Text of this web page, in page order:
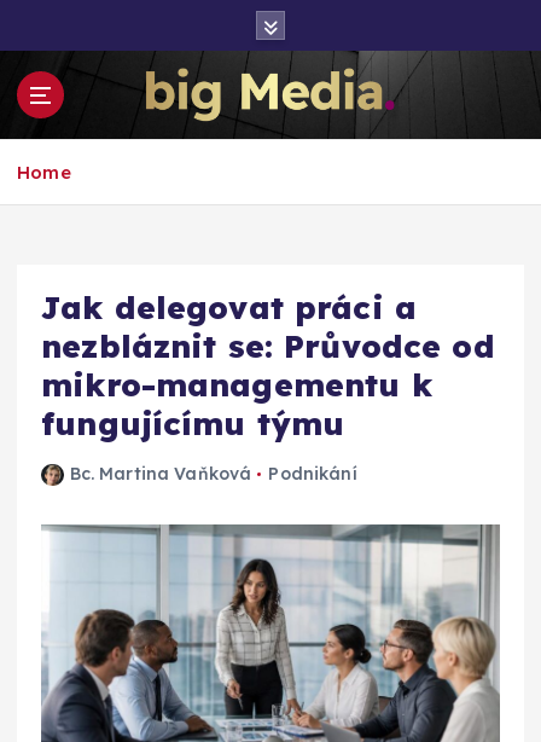
o
Inspirace pro mediální růst a podnikání
Home
Jak delegovat práci a
nezbláznit se: Průvodce od
mikro-managementu k
fungujícímu týmu
Bc. Martina Vaňková Podnikání